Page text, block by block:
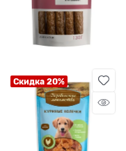
Скидка 20%